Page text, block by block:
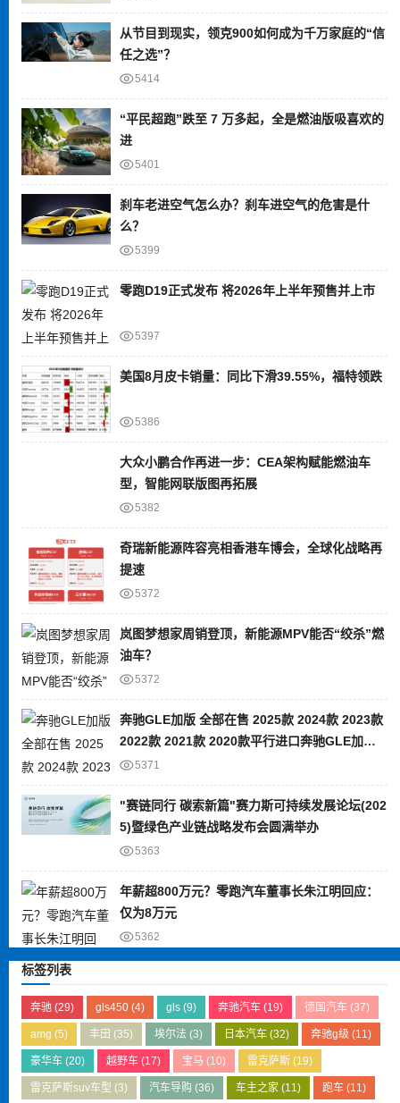
从节目到现实，领克900如何成为千万家庭的“信
任之选”？
5414
“平民超跑”跌至 7 万多起，全是燃油版吸喜欢的
进
5401
刹车老进空气怎么办？刹车进空气的危害是什
么？
5399
零跑D19正式发布 将2026年上半年预售并上市
5397
美国8月皮卡销量：同比下滑39.55%，福特领跌
5386
大众小鹏合作再进一步：CEA架构赋能燃油车
型，智能网联版图再拓展
5382
奇瑞新能源阵容亮相香港车博会，全球化战略再
提速
5372
岚图梦想家周销登顶，新能源MPV能否“绞杀”燃
油车？
5372
奔驰GLE加版 全部在售 2025款 2024款 2023款
2022款 2021款 2020款平行进口奔驰GLE加版
限时优惠 目前80万元起售
5371
"赛链同行 碳索新篇"赛力斯可持续发展论坛(202
5)暨绿色产业链战略发布会圆满举办
5363
年薪超800万元？零跑汽车董事长朱江明回应：
仅为8万元
5362
标签列表
奔驰(29) gls450(4) gls (9) 奔驰汽车 (19) 德国汽车 (37)
amg (5) 丰田 (35) 埃尔法 (3) 日本汽车 (32) 奔驰g级 (11)
豪华车(20) 越野车(17) 宝马 (10) 雷克萨斯 (19)
雷克萨斯suv车型 (3) 汽车导购 (36) 车主之家 (11) 跑车 (11)